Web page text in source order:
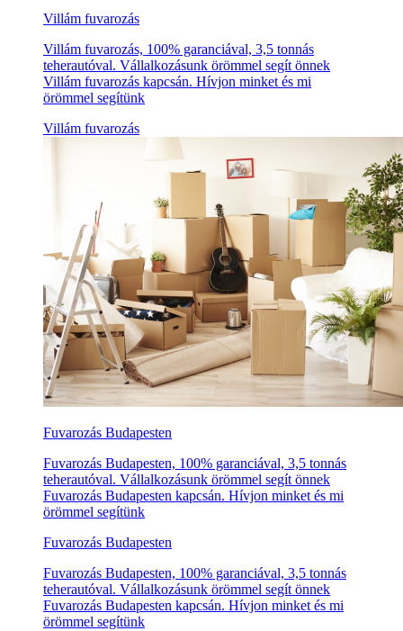
Villám fuvarozás
Villám fuvarozás, 100% garanciával, 3,5 tonnás
teherautóval. Vállalkozásunk örömmel segít önnek
Villám fuvarozás kapcsán. Hívjon minket és mi
örömmel segítünk
Villám fuvarozás
Fuvarozás Budapesten
Fuvarozás Budapesten, 100% garanciával, 3,5 tonnás
teherautóval. Vállalkozásunk örömmel segít önnek
Fuvarozás Budapesten kapcsán. Hívjon minket és mi
örömmel segítünk
Fuvarozás Budapesten
Fuvarozás Budapesten, 100% garanciával, 3,5 tonnás
teherautóval. Vállalkozásunk örömmel segít önnek
Fuvarozás Budapesten kapcsán. Hívjon minket és mi
örömmel segítünk